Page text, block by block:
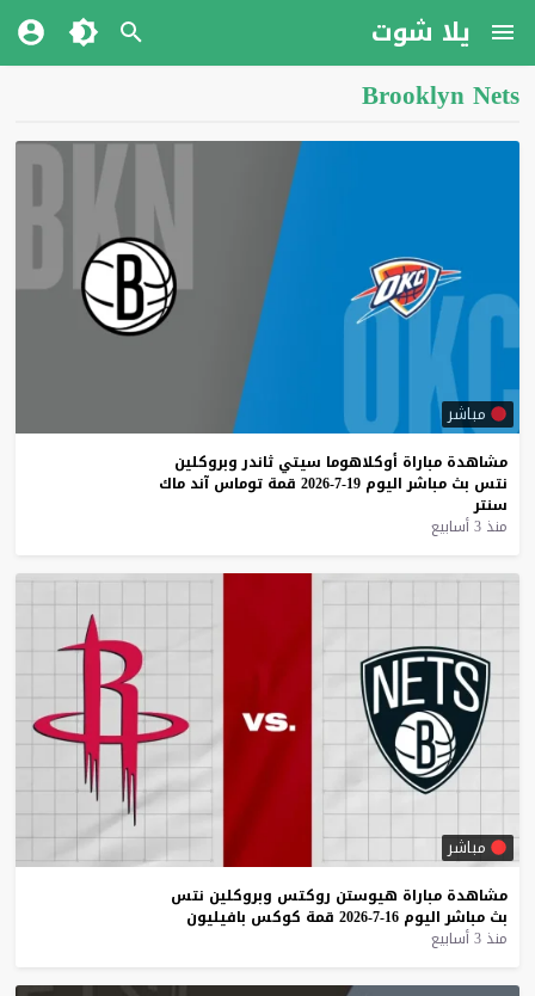
يلا شوت
Brooklyn Nets
مباشر
مشاهدة مباراة أوكلاهوما سيتي ثاندر وبروكلين
نتس بث مباشر اليوم 19-7-2026 قمة توماس آند ماك
سنتر
منذ 3 أسابيع
مباشر
مشاهدة مباراة هيوستن روكتس وبروكلين نتس
بث مباشر اليوم 16-7-2026 قمة كوكس بافيليون
منذ 3 أسابيع